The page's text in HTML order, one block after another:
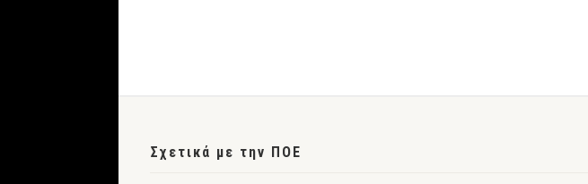
Σχετικά με την ΠΟΕ